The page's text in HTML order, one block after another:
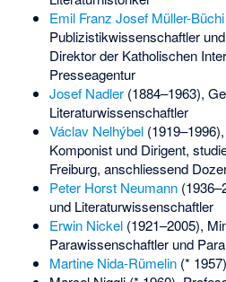
Emil Franz Josef Müller-Büchi
Publizistikwissenschaftler
Direktor der Katholischen
Presseagentur
Josef Nadler(1884–1963),
Literaturwissenschaftler
Václav Nelhýbel
Komponist und Dirigent,
Freiburg, anschliessend
Peter Horst Neumann
und Literaturwissenschaftler
Erwin Nickel(1921–2005),
Parawissenschaftler und
Martine Nida-Rümelin(*